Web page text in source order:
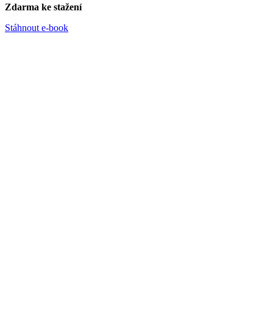
Zdarma ke stažení
Stáhnout e-book